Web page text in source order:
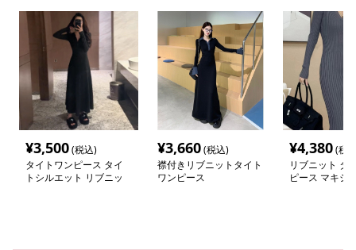
¥3,500(税込)
タイトワンピース タイ
トシルエット リブニッ
¥3,660(税込)
襟付きリブニットタイト
ワンピース
¥4,380(税
リブニット タ
ピース マキシ